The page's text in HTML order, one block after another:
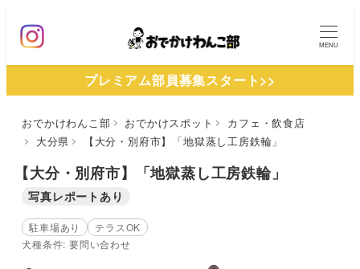
ン
MENU
プレミアム部員募集スタート>>
おでかけわんこ部 おでかけスポット
カフェ・飲食店
大分県
【大分・別府市】「地獄蒸し工房鉄輪」
【大分・別府市】「地獄蒸し工房鉄輪」
写真レポートあり
駐車場あり
テラスOK
犬種条件: 要問い合わせ